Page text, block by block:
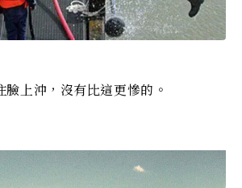
臉上沖，沒有比這更慘的。